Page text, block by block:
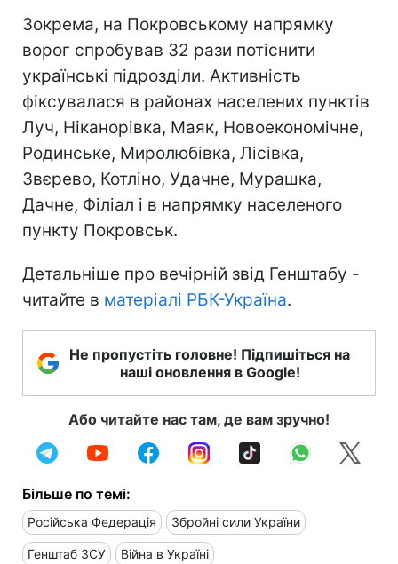
Зокрема, на Покровському напрямку
ворог спробував 32 рази потіснити
українські підрозділи. Активність
фіксувалася в районах населених пунктів
Луч, Ніканорівка, Маяк, Новоекономічне,
Родинське, Миролюбівка, Лісівка,
Звєрево, Котліно, Удачне, Мурашка,
Дачне, Філіал і в напрямку населеного
пункту Покровськ.
Детальніше про вечірній звід Генштабу -
читайте в матеріалі РБК-Україна.
Не пропустіть головне! Підпишіться на
наші оновлення в Google!
Або читайте нас там, де вам зручно!
Більше по темі:
Російська Федерація Збройні сили України
Генштаб ЗСУ Війна в Україні